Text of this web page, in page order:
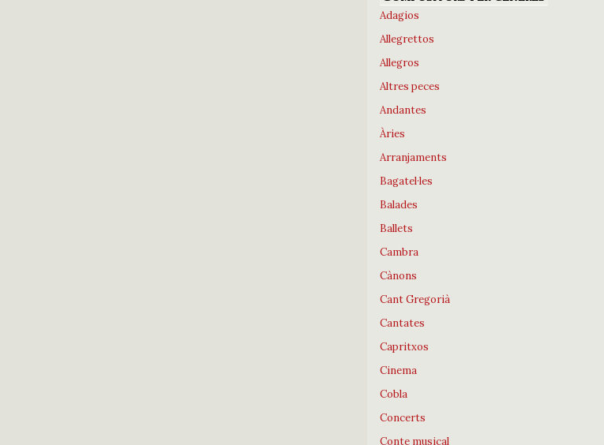
Adagios
Allegrettos
Allegros
Altres peces
Andantes
Àries
Arranjaments
Bagatel·les
Balades
Ballets
Cambra
Cànons
Cant Gregorià
Cantates
Capritxos
Cinema
Cobla
Concerts
Conte musical